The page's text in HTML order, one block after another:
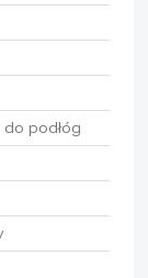
podłóg